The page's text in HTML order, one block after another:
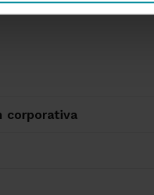
online
corporativa